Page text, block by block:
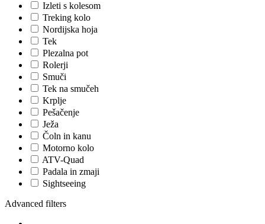
Izleti s kolesom
Treking kolo
Nordijska hoja
Tek
Plezalna pot
Rolerji
Smuči
Tek na smučeh
Krplje
Pešačenje
Ježa
Čoln in kanu
Motorno kolo
ATV-Quad
Padala in zmaji
Sightseeing
Advanced filters